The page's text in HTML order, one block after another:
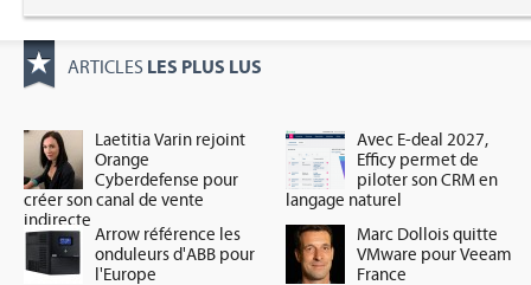
ARTICLES LES PLUS LUS
Laetitia Varin rejoint
Orange
Cyberdefense pour
créer son canal de vente
indirecte
Avec E-deal 2027,
Efficy permet de
piloter son CRM en
langage naturel
Arrow référence les
onduleurs d'ABB pour
l'Europe
Marc Dollois quitte
VMware pour Veeam
France